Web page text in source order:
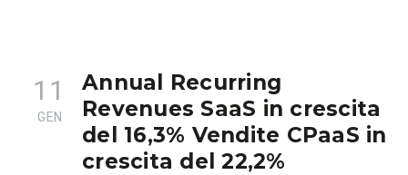
11
GEN
Annual Recurring
Revenues SaaS in crescita
del 16,3% Vendite CPaaS in
crescita del 22,2%